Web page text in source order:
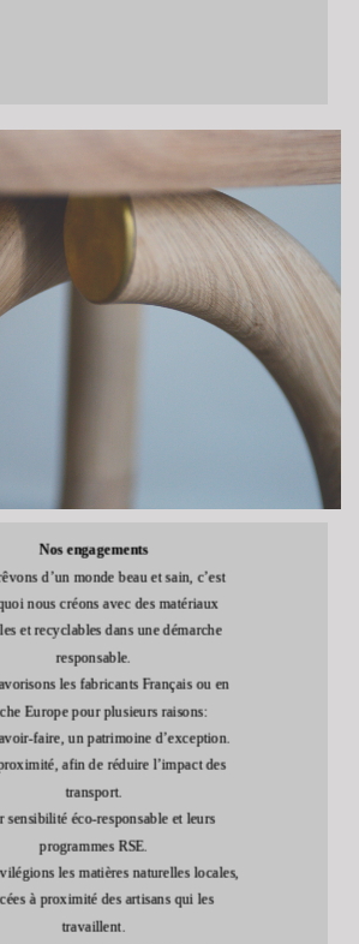
Nos engagements
d’un monde beau et sain, c’est
nous créons avec des matériaux
et recyclables dans une démarche
responsable.
les fabricants Français ou en
Europe pour plusieurs raisons:
faire, un patrimoine d’exception.
afin de réduire l’impact des
transport.
sensibilité éco-responsable et leurs
programmes RSE.
les matières naturelles locales,
à proximité des artisans qui les
travaillent.